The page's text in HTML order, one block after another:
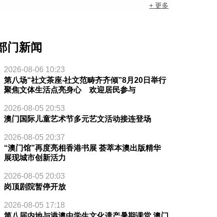
+ 更多
门新闻
2026-08-06 10:23
第八场“社文茶座‧社文范畴齐齐倾”8月20日举行
聚焦文体生活点亮身心 欢迎居民参与
2026-08-05 20:53
澳门国际儿童艺术节多元艺文活动接连登场
2026-08-05 20:37
“澳门馆”再度亮相香港书展 荟萃本澳出版精华
展现城市创新活力
2026-08-05 20:03
岗顶剧院暂停开放
2026-08-05 17:18